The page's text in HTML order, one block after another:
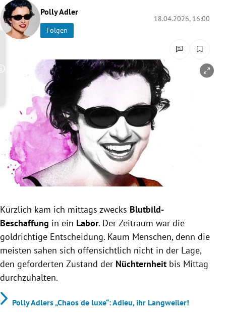
Untermenü
Untermenü
Untermenü
Untermenü
Untermenü
Untermenü
Untermenü
Untermenü
Polly Adler
Folgen
18.04.2026, 16:00
Copyright-Hinweis öffnen/schließen
Kürzlich kam ich mittags zwecks Blutbild-
Beschaffung in ein Labor. Der Zeitraum war die
goldrichtige Entscheidung. Kaum Menschen, denn die
meisten sahen sich offensichtlich nicht in der Lage,
den geforderten Zustand der Nüchternheit bis Mittag
durchzuhalten.
Polly Adlers „Chaos de luxe“: Adieu, ihr Langweiler!